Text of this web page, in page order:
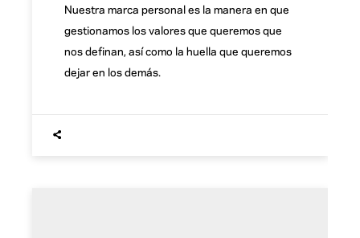
Nuestra marca personal es la manera en que
gestionamos los valores que queremos que
nos definan, así como la huella que queremos
dejar en los demás.